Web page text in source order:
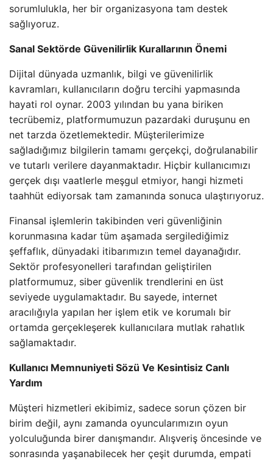
sorumlulukla, her bir organizasyona tam destek
sağlıyoruz.
Sanal Sektörde Güvenilirlik Kurallarının Önemi
Dijital dünyada uzmanlık, bilgi ve güvenilirlik
kavramları, kullanıcıların doğru tercihi yapmasında
hayati rol oynar. 2003 yılından bu yana biriken
tecrübemiz, platformumuzun pazardaki duruşunu en
net tarzda özetlemektedir. Müşterilerimize
sağladığımız bilgilerin tamamı gerçekçi, doğrulanabilir
ve tutarlı verilere dayanmaktadır. Hiçbir kullanıcımızı
gerçek dışı vaatlerle meşgul etmiyor, hangi hizmeti
taahhüt ediyorsak tam zamanında sonuca ulaştırıyoruz.
Finansal işlemlerin takibinden veri güvenliğinin
korunmasına kadar tüm aşamada sergilediğimiz
şeffaflık, dünyadaki itibarımızın temel dayanağıdır.
Sektör profesyonelleri tarafından geliştirilen
platformumuz, siber güvenlik trendlerini en üst
seviyede uygulamaktadır. Bu sayede, internet
aracılığıyla yapılan her işlem etik ve korumalı bir
ortamda gerçekleşerek kullanıcılara mutlak rahatlık
sağlamaktadır.
Kullanıcı Memnuniyeti Sözü Ve Kesintisiz Canlı
Yardım
Müşteri hizmetleri ekibimiz, sadece sorun çözen bir
birim değil, aynı zamanda oyuncularımızın oyun
yolculuğunda birer danışmandır. Alışveriş öncesinde ve
sonrasında yaşanabilecek her çeşit durumda, empati